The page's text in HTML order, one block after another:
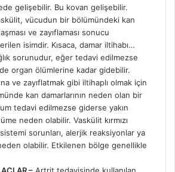
gelişebilir. Bu kovan gelişebilir.
vücudun bir bölümündeki kan
ve zayıflaması sonucu
isimdir. Kısaca, damar iltihabı…
sorunudur, eğer tedavi edilmezse
organ ölümlerine kadar gidebilir.
ve zayıflatmak gibi iltihaplı olmak için
kan damarlarının neden olan bir
tedavi edilmezse giderse yakın
neden olabilir. Vaskülit kırmızı
sistemi sorunları, alerjik reaksiyonlar ya
olabilir. Etkilenen bölge genellikle
– Artrit tedavisinde kullanılan